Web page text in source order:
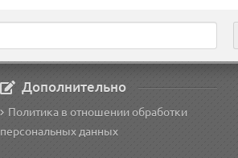
Дополнительно
Политика в отношении обработки
персональных данных